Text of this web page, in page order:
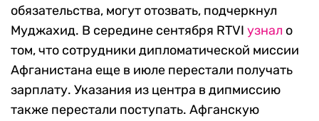
обязательства, могут отозвать, подчеркнул
Муджахид. В середине сентября RTVI узнал о
том, что сотрудники дипломатической миссии
Афганистана еще в июле перестали получать
зарплату. Указания из центра в дипмиссию
также перестали поступать. Афганскую